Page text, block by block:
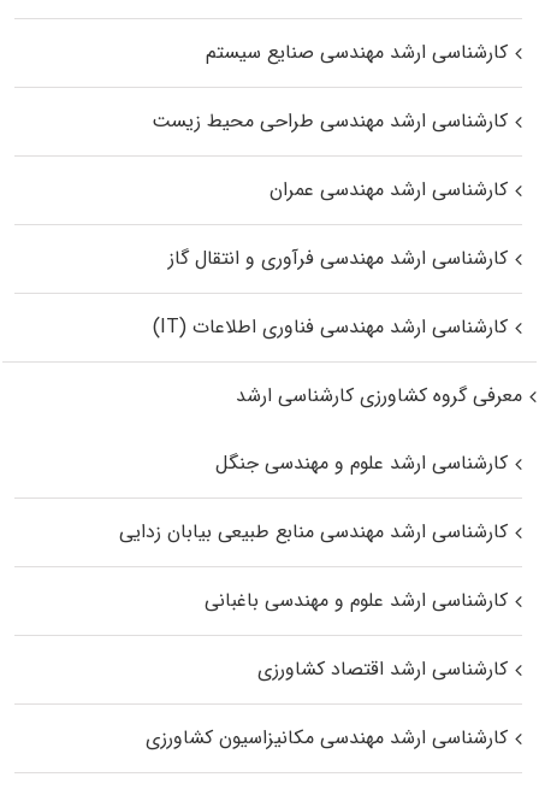
کارشناسی ارشد مهندسی صنایع سیستم
کارشناسی ارشد مهندسی طراحی محیط زیست
کارشناسی ارشد مهندسی عمران
کارشناسی ارشد مهندسی فرآوری و انتقال گاز
کارشناسی ارشد مهندسی فناوری اطلاعات (IT)
معرفی گروه کشاورزی کارشناسی ارشد
کارشناسی ارشد علوم و مهندسی جنگل
کارشناسی ارشد مهندسی منابع طبیعی بیابان زدایی
کارشناسی ارشد علوم و مهندسی باغبانی
کارشناسی ارشد اقتصاد کشاورزی
کارشناسی ارشد مهندسی مکانیزاسیون کشاورزی